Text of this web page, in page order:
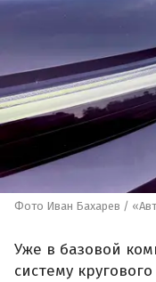
Фото Иван Бахарев /
Уже в базовой
систему